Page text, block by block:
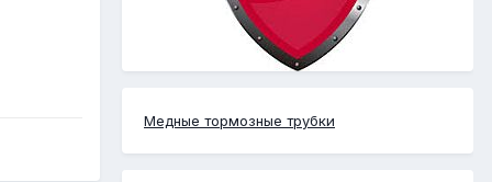
Медные тормозные трубки